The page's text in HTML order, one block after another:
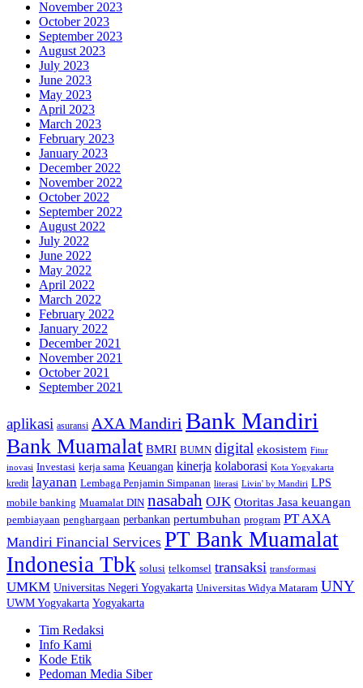
November 2023
October 2023
September 2023
August 2023
July 2023
June 2023
May 2023
April 2023
March 2023
February 2023
January 2023
December 2022
November 2022
October 2022
September 2022
August 2022
July 2022
June 2022
May 2022
April 2022
March 2022
February 2022
January 2022
December 2021
November 2021
October 2021
September 2021
aplikasi asuransi AXA Mandiri Bank Mandiri
Bank Muamalat BMRI BUMN digital ekosistem Fitur
inovasi Investasi kerja sama Keuangan kinerja kolaborasi Kota Yogyakarta
kredit layanan Lembaga Penjamin Simpanan literasi Livin' by Mandiri LPS
mobile banking Muamalat DIN nasabah OJK Otoritas Jasa keuangan
pembiayaan penghargaan perbankan pertumbuhan program PT AXA
Mandiri Financial Services PT Bank Muamalat
Indonesia Tbk solusi telkomsel transaksi transformasi
UMKM Universitas Negeri Yogyakarta Universitas Widya Mataram UNY
UWM Yogyakarta Yogyakarta
Tim Redaksi
Info Kami
Kode Etik
Pedoman Media Siber